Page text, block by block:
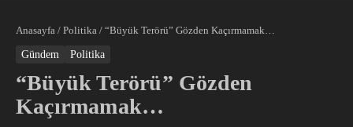
Anasayfa / Politika / “Büyük Terörü” Gözden Kaçırmamak…
Gündem Politika
“Büyük Terörü” Gözden
Kaçırmamak…